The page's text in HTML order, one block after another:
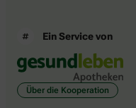
Ein Service von
Über die Kooperation